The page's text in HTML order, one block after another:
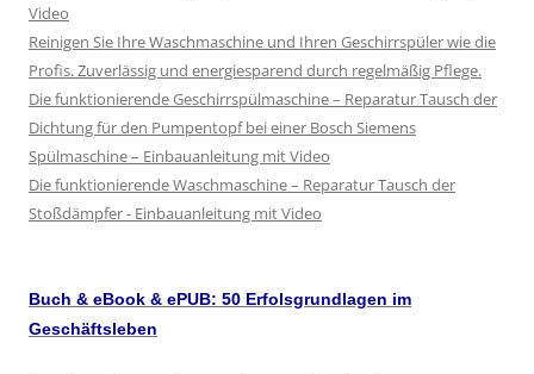
Video
Reinigen Sie Ihre Waschmaschine und Ihren Geschirrspüler wie die
Profis. Zuverlässig und energiesparend durch regelmäßig Pflege.
Die funktionierende Geschirrspülmaschine – Reparatur Tausch der
Dichtung für den Pumpentopf bei einer Bosch Siemens
Spülmaschine – Einbauanleitung mit Video
Die funktionierende Waschmaschine – Reparatur Tausch der
Stoßdämpfer - Einbauanleitung mit Video
Buch & eBook & ePUB: 50 Erfolsgrundlagen im
Geschäftsleben